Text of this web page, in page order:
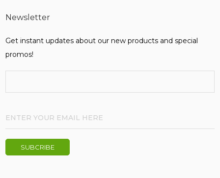
Newsletter
Get instant updates about our new products and special
promos!